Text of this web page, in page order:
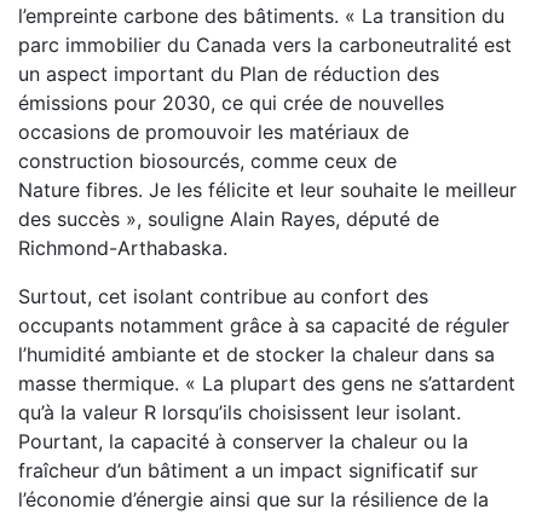
l’empreinte carbone des bâtiments. « La transition du
parc immobilier du Canada vers la carboneutralité est
un aspect important du Plan de réduction des
émissions pour 2030, ce qui crée de nouvelles
occasions de promouvoir les matériaux de
construction biosourcés, comme ceux de
Nature fibres. Je les félicite et leur souhaite le meilleur
des succès », souligne Alain Rayes, député de
Richmond-Arthabaska.
Surtout, cet isolant contribue au confort des
occupants notamment grâce à sa capacité de réguler
l’humidité ambiante et de stocker la chaleur dans sa
masse thermique. « La plupart des gens ne s’attardent
qu’à la valeur R lorsqu’ils choisissent leur isolant.
Pourtant, la capacité à conserver la chaleur ou la
fraîcheur d’un bâtiment a un impact significatif sur
l’économie d’énergie ainsi que sur la résilience de la